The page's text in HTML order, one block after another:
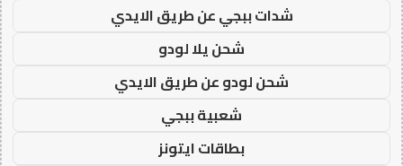
شدات ببجي عن طريق الايدي
شحن يلا لودو
شحن لودو عن طريق الايدي
شعبية ببجي
بطاقات ايتونز